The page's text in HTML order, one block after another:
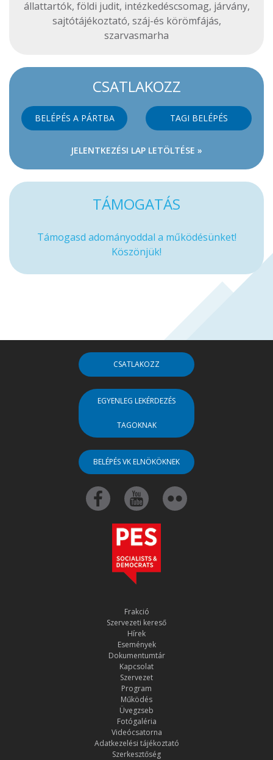
állattartók, földi judit, intézkedéscsomag, járvány,
sajtótájékoztató, száj-és körömfájás,
szarvasmarha
CSATLAKOZZ
BELÉPÉS A PÁRTBA TAGI BELÉPÉS
JELENTKEZÉSI LAP LETÖLTÉSE »
TÁMOGATÁS
Támogasd adományoddal a működésünket!
Köszönjük!
CSATLAKOZZ
EGYENLEG LEKÉRDEZÉS
TAGOKNAK
BELÉPÉS VK ELNÖKÖKNEK
Frakció
Szervezeti kereső
Hírek
Események
Dokumentumtár
Kapcsolat
Szervezet
Program
Működés
Üvegzseb
Fotógaléria
Videócsatorna
Adatkezelési tájékoztató
Szerkesztőség